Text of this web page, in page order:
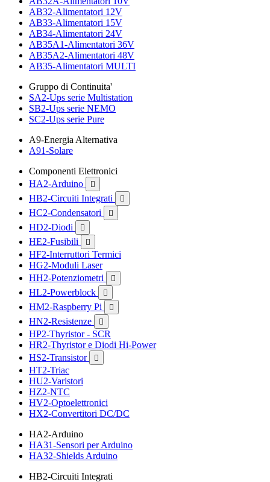
AB32-Alimentatori 12V
AB33-Alimentatori 15V
AB34-Alimentatori 24V
AB35A1-Alimentatori 36V
AB35A2-Alimentatori 48V
AB35-Alimentatori MULTI
Gruppo di Continuita'
SA2-Ups serie Multistation
SB2-Ups serie NEMO
SC2-Ups serie Pure
A9-Energia Alternativa
A91-Solare
Componenti Elettronici
HA2-Arduino

HB2-Circuiti Integrati 
HC2-Condensatori 
HD2-Diodi 
HE2-Fusibili 
HF2-Interruttori Termici
HG2-Moduli Laser
HH2-Potenziometri

HL2-Powerblock 
HM2-Raspberry Pi 
HN2-Resistenze 
HP2-Thyristor - SCR
HR2-Thyristor e Diodi Hi-Power
HS2-Transistor

HT2-Triac
HU2-Varistori
HZ2-NTC
HV2-Optoelettronici
HX2-Convertitori DC/DC
HA2-Arduino
HA31-Sensori per Arduino
HA32-Shields Arduino
HB2-Circuiti Integrati